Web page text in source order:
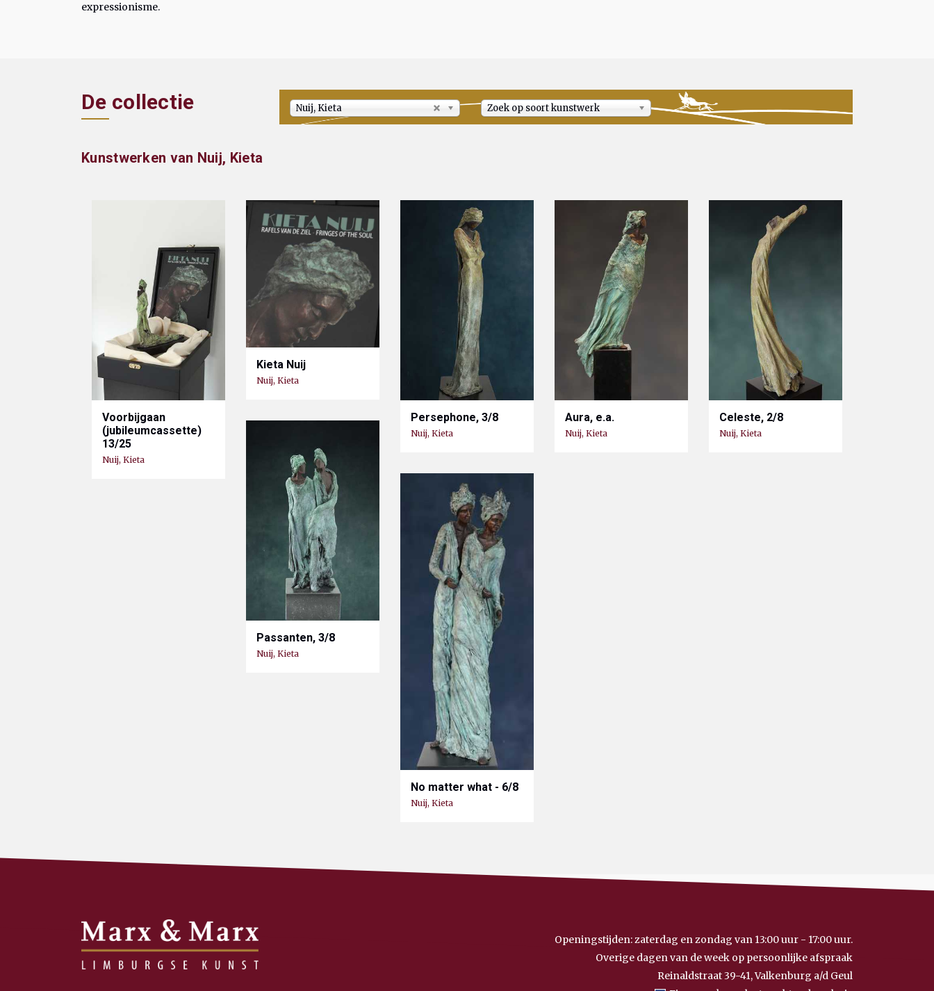
expressionisme.
De collectie Nuij, Kieta Zoek op soort kunstwerk
Kunstwerken van Nuij, Kieta
Voorbijgaan
(jubileumcassette)
13/25
Nuij, Kieta
Kieta Nuij
Nuij, Kieta
Persephone, 3/8
Nuij, Kieta
Aura, e.a.
Nuij, Kieta
Celeste, 2/8
Nuij, Kieta
Passanten, 3/8
Nuij, Kieta
No matter what - 6/8
Nuij, Kieta
Openingstijden: zaterdag en zondag van 13:00 uur - 17:00 uur.
Overige dagen van de week op persoonlijke afspraak
Reinaldstraat 39-41, Valkenburg a/d Geul